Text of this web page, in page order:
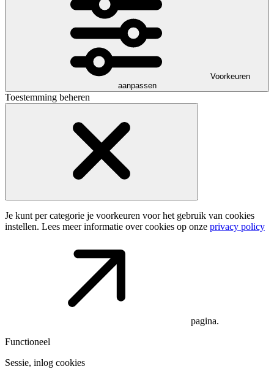
Voorkeuren
aanpassen
Toestemming beheren
Je kunt per categorie je voorkeuren voor het gebruik van cookies
instellen. Lees meer informatie over cookies op onze privacy policy
pagina.
Functioneel
Sessie, inlog cookies